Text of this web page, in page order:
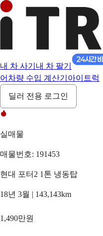
내 차 사기 내 차 팔기
어 차량 수입 계산기 아이트럭
딜러 전용 로그인
실매물
매물번호: 191453
현대 포터2 1톤 냉동탑
18년 3월 | 143,143km
1,490만원